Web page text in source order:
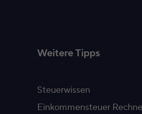
Weitere Tipps
Steuerwissen
Einkommensteuer